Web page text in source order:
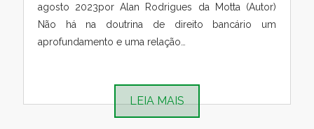
agosto 2023por Alan Rodrigues da Motta (Autor)
Não há na doutrina de direito bancário um
aprofundamento e uma relação…
LEIA MAIS